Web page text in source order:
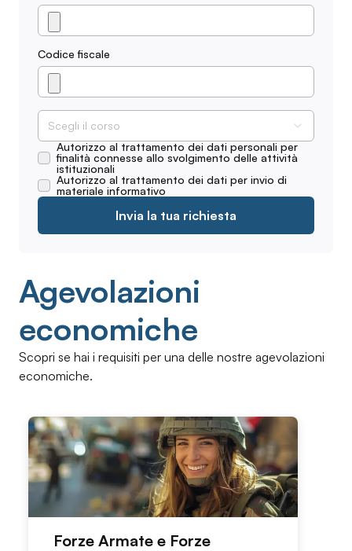
Codice fiscale
Scegli il corso
Autorizzo al trattamento dei dati personali per
finalità connesse allo svolgimento delle attività
istituzionali
Autorizzo al trattamento dei dati per invio di
materiale informativo
Invia la tua richiesta
Agevolazioni
economiche
Scopri se hai i requisiti per una delle nostre agevolazioni
economiche.
Forze Armate e Forze